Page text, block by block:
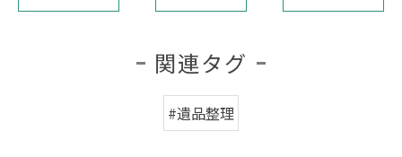
関連タグ
#遺品整理